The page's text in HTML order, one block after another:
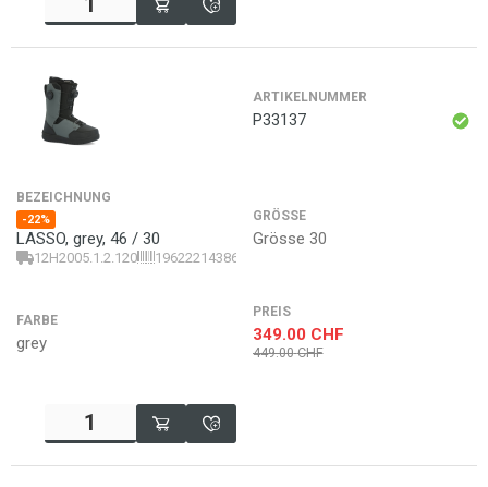
ARTIKELNUMMER
P33137
BEZEICHNUNG
-22%
LASSO, grey, 46 / 30
12H2005.1.2.120 196222143868
GRÖSSE
Grösse 30
FARBE
grey
PREIS
349.00 CHF
449.00 CHF